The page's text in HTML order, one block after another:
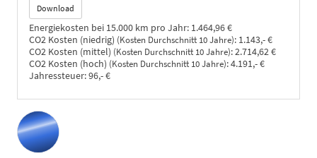
Download
Energiekosten bei 15.000 km pro Jahr: 1.464,96 €
CO2 Kosten (niedrig) (Kosten Durchschnitt 10 Jahre): 1.143,- €
CO2 Kosten (mittel) (Kosten Durchschnitt 10 Jahre):2.714,62 €
CO2 Kosten (hoch) (Kosten Durchschnitt 10 Jahre):4.191,- €
Jahressteuer:96,- €